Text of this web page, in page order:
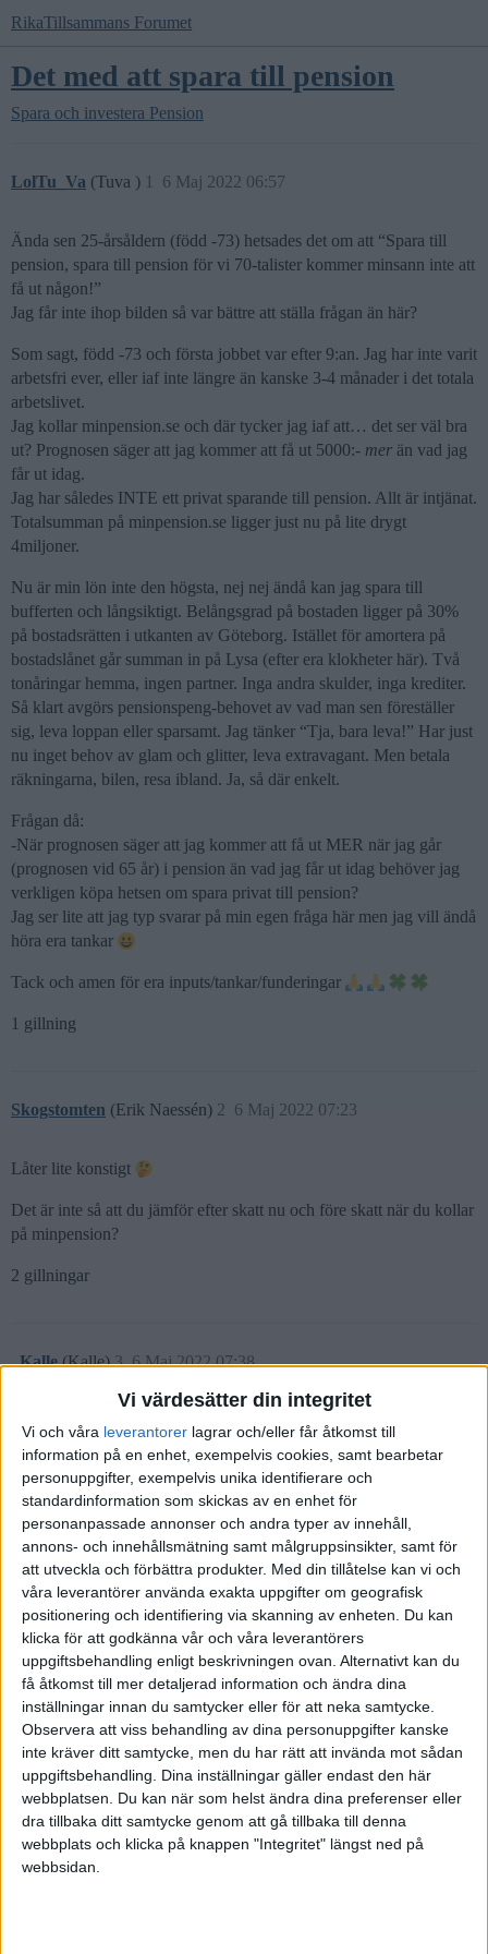
Vi värdesätter din integritet
Vi och våra leverantorer lagrar och/eller får åtkomst till
information på en enhet, exempelvis cookies, samt bearbetar
personuppgifter, exempelvis unika identifierare och
standardinformation som skickas av en enhet för
personanpassade annonser och andra typer av innehåll,
annons- och innehållsmätning samt målgruppsinsikter, samt för
att utveckla och förbättra produkter. Med din tillåtelse kan vi och
våra leverantörer använda exakta uppgifter om geografisk
positionering och identifiering via skanning av enheten. Du kan
klicka för att godkänna vår och våra leverantörers
uppgiftsbehandling enligt beskrivningen ovan. Alternativt kan du
få åtkomst till mer detaljerad information och ändra dina
inställningar innan du samtycker eller för att neka samtycke.
Observera att viss behandling av dina personuppgifter kanske
inte kräver ditt samtycke, men du har rätt att invända mot sådan
uppgiftsbehandling. Dina inställningar gäller endast den här
webbplatsen. Du kan när som helst ändra dina preferenser eller
dra tillbaka ditt samtycke genom att gå tillbaka till denna
webbplats och klicka på knappen "Integritet" längst ned på
webbsidan.
RikaTillsammans Forumet
Det med att spara till pension
Spara och investera Pension
LolTu_Va (Tuva ) 6 Maj 2022 06:57
1
Ända sen 25-årsåldern (född -73) hetsades det om att “Spara till
pension, spara till pension för vi 70-talister kommer minsann inte att
få ut någon!”
Jag får inte ihop bilden så var bättre att ställa frågan än här?
Som sagt, född -73 och första jobbet var efter 9:an. Jag har inte varit
arbetsfri ever, eller iaf inte längre än kanske 3-4 månader i det totala
arbetslivet.
Jag kollar minpension.se och där tycker jag iaf att… det ser väl bra
ut? Prognosen säger att jag kommer att få ut 5000:- mer än vad jag
får ut idag.
Jag har således INTE ett privat sparande till pension. Allt är intjänat.
Totalsumman på minpension.se ligger just nu på lite drygt
4miljoner.
Nu är min lön inte den högsta, nej nej ändå kan jag spara till
bufferten och långsiktigt. Belångsgrad på bostaden ligger på 30%
på bostadsrätten i utkanten av Göteborg. Istället för amortera på
bostadslånet går summan in på Lysa (efter era klokheter här). Två
tonåringar hemma, ingen partner. Inga andra skulder, inga krediter.
Så klart avgörs pensionspeng-behovet av vad man sen föreställer
sig, leva loppan eller sparsamt. Jag tänker “Tja, bara leva!” Har just
nu inget behov av glam och glitter, leva extravagant. Men betala
räkningarna, bilen, resa ibland. Ja, så där enkelt.
Frågan då:
-När prognosen säger att jag kommer att få ut MER när jag går
(prognosen vid 65 år) i pension än vad jag får ut idag behöver jag
verkligen köpa hetsen om spara privat till pension?
Jag ser lite att jag typ svarar på min egen fråga här men jag vill ändå
höra era tankar
Tack och amen för era inputs/tankar/funderingar
1 gillning
Skogstomten (Erik Naessén) 6 Maj 2022 07:23
2
Låter lite konstigt
Det är inte så att du jämför efter skatt nu och före skatt när du kollar
på minpension?
2 gillningar
_Kalle (Kalle) 6 Maj 2022 07:38
3
lön. Om du inte bytt från ett jobb med hög lön/avsättning till
tjänstepension till ett med låg lön och jämförelsen därför haltar lite.
Men rent generellt. Det här med att spara extra till pension är
otroligt överdrivet för de flesta. Senaste åren har
kompensationsgraden t.o.m. ökat något. Så tänker du dig att jobba
till normal pensionsålder finns generellt ingen anledning att spara
extra till pensionen.
1 gillning
Tjocke (Tjocke) 6 Maj 2022 07:44
4
Är du nån som lyckats riktigt bra på PPM och har typ 2 miljoner
där? 4 miljoner lät rätt mkt i pensionstillgångar med “inte den
högsta lönen”